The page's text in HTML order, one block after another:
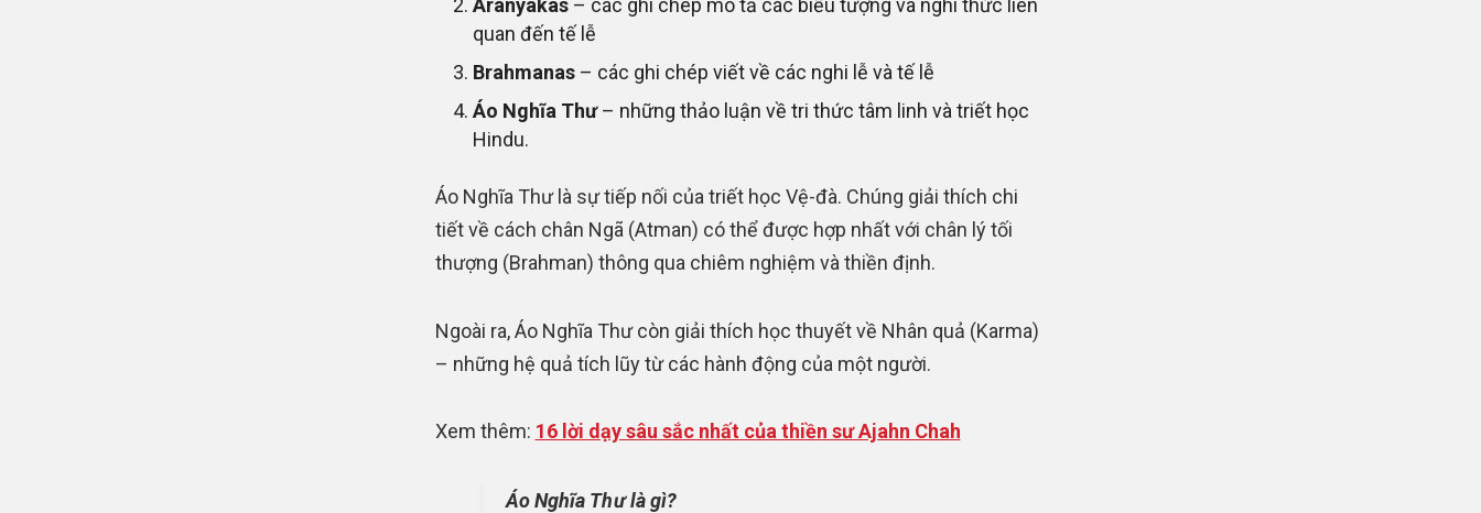
Aranyakas– các ghi chép mô tả các biểu tượng và nghi thức liên
quan đến tế lễ
Brahmanas– các ghi chép viết về các nghi lễ và tế lễ
Áo Nghĩa Thư– những thảo luận về tri thức tâm linh và triết học
Hindu.
Áo Nghĩa Thư là sự tiếp nối của triết học Vệ-đà. Chúng giải thích chi
tiết về cách chân Ngã (Atman) có thể được hợp nhất với chân lý tối
thượng (Brahman) thông qua chiêm nghiệm và thiền định.
Ngoài ra, Áo Nghĩa Thư còn giải thích học thuyết về Nhân quả (Karma)
– những hệ quả tích lũy từ các hành động của một người.
Xem thêm: 16 lời dạy sâu sắc nhất của thiền sư Ajahn Chah
Áo Nghĩa Thư là gì?